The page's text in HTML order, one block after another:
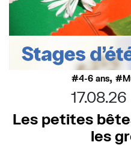
4-6 ans,
17.08.26
Les petites
les